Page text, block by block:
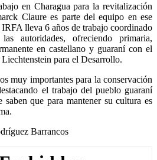
en Charagua para la revitalización
Claure es parte del equipo en ese
lleva 6 años de trabajo coordinado
autoridades, ofreciendo primaria,
en castellano y guaraní con el
para el Desarrollo.
muy importantes para la conservación
el trabajo del pueblo guaraní
que para mantener su cultura es
Barrancos